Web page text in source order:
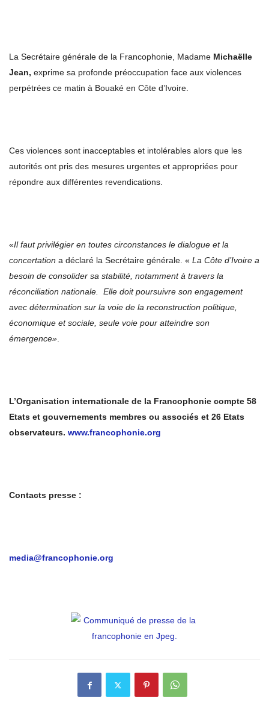
La Secrétaire générale de la Francophonie, Madame Michaëlle
Jean, exprime sa profonde préoccupation face aux violences
perpétrées ce matin à Bouaké en Côte d’Ivoire.
Ces violences sont inacceptables et intolérables alors que les
autorités ont pris des mesures urgentes et appropriées pour
répondre aux différentes revendications.
«Il faut privilégier en toutes circonstances le dialogue et la
concertation a déclaré la Secrétaire générale. « La Côte d’Ivoire a
besoin de consolider sa stabilité, notamment à travers la
réconciliation nationale.
Elle doit poursuivre son engagement
avec détermination sur la voie de la reconstruction politique,
économique et sociale, seule voie pour atteindre son
émergence».
L’Organisation internationale de la Francophonie compte 58
Etats et gouvernements membres ou associés et 26 Etats
observateurs. www.francophonie.org
Contacts presse :
media@francophonie.org